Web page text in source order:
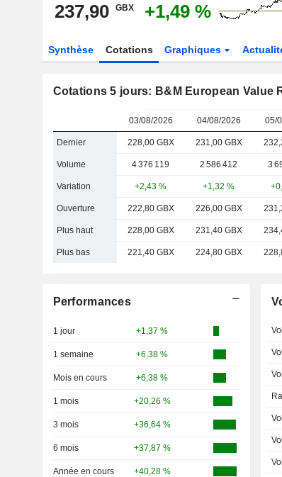
237,90 GBX +1,49 %
Synthèse Cotations Graphiques
Cotations 5 jours: B&M European Value
03/08/2026 04/08/2026 05/
Dernier 228,00 GBX 231,00 GBX
Volume 4 376 119 2 586 412 3
Variation +2,43 % +1,32 %
Ouverture 222,80 GBX 226,00 GBX
Plus haut 228,00 GBX 231,40 GBX
Plus bas 221,40 GBX 224,80 GBX
Performances
1 jour +1,37 %
1 semaine +6,38 %
Mois en cours +6,38 %
1 mois +20,26 %
3 mois +36,64 %
6 mois +37,87 %
Année en cours +40,28 %